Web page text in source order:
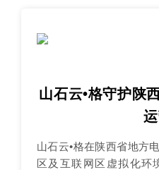
山石云•格守护陕
山石云•格在陕西省地方
区及互联网区虚拟化环